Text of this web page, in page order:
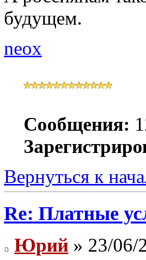
будущем.
neox
Сообщения:
Вернуться к
Re: Платные
Юрий » 23/06/